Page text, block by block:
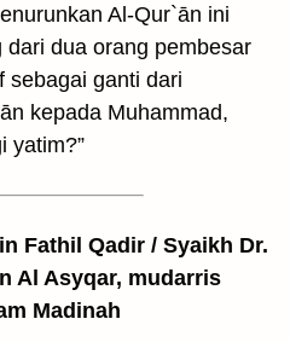
Al-Qur`ān ini
dari dua orang pembesar
sebagai ganti dari
kepada Muhammad,
yatim?”
Fathil Qadir / Syaikh Dr.
Al Asyqar, mudarris
Madinah